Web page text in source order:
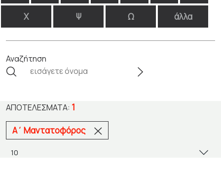
Χ Ψ Ω άλλα
Αναζήτηση
ΑΠΟΤΕΛΈΣΜΑΤΑ: 1
Α΄ Μαντατοφόρος